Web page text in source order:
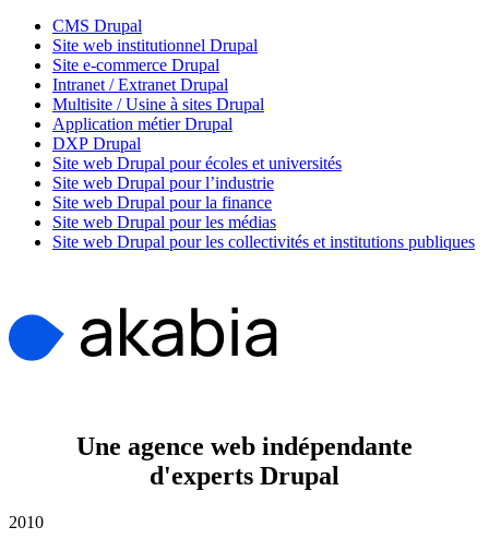
CMS Drupal
Site web institutionnel Drupal
Site e-commerce Drupal
Intranet / Extranet Drupal
Multisite / Usine à sites Drupal
Application métier Drupal
DXP Drupal
Site web Drupal pour écoles et universités
Site web Drupal pour l’industrie
Site web Drupal pour la finance
Site web Drupal pour les médias
Site web Drupal pour les collectivités et institutions publiques
Une agence web indépendante
d'experts Drupal
2010